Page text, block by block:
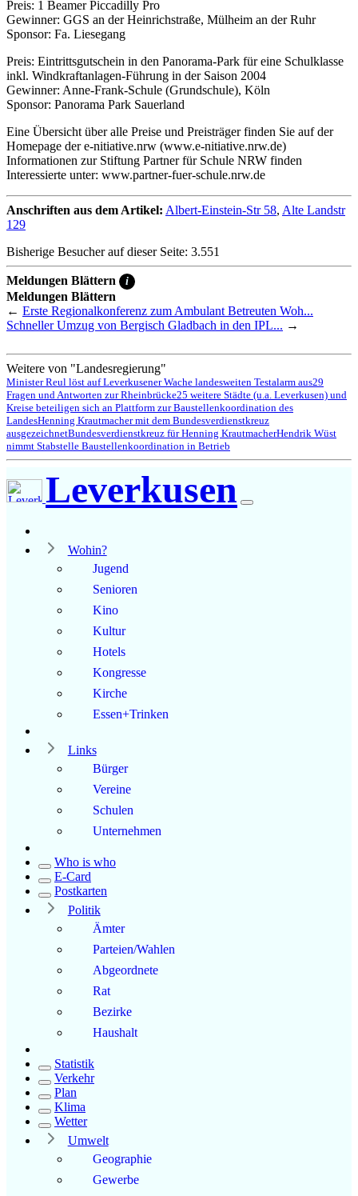
Preis: 1 Beamer Piccadilly Pro
Gewinner: GGS an der Heinrichstraße, Mülheim an der Ruhr
Sponsor: Fa. Liesegang
Preis: Eintrittsgutschein in den Panorama-Park für eine Schulklasse
inkl. Windkraftanlagen-Führung in der Saison 2004
Gewinner: Anne-Frank-Schule (Grundschule), Köln
Sponsor: Panorama Park Sauerland
Eine Übersicht über alle Preise und Preisträger finden Sie auf der
Homepage der e-nitiative.nrw (www.e-nitiative.nrw.de)
Informationen zur Stiftung Partner für Schule NRW finden
Interessierte unter: www.partner-fuer-schule.nrw.de
Anschriften aus dem Artikel: Albert-Einstein-Str 58, Alte Landstr
129
Bisherige Besucher auf dieser Seite: 3.551
Meldungen Blättern i
Meldungen Blättern
← Erste Regionalkonferenz zum Ambulant Betreuten Woh...
Schneller Umzug von Bergisch Gladbach in den IPL... →
Weitere von "Landesregierung"
Minister Reul löst auf Leverkusener Wache landesweiten Testalarm aus29
Fragen und Antworten zur Rheinbrücke25 weitere Städte (u.a. Leverkusen) und
Kreise beteiligen sich an Plattform zur Baustellenkoordination des
LandesHenning Krautmacher mit dem Bundesverdienstkreuz
ausgezeichnetBundesverdienstkreuz für Henning KrautmacherHendrik Wüst
nimmt Stabstelle Baustellenkoordination in Betrieb
Leverkusen
Wohin?
Jugend
Senioren
Kino
Kultur
Hotels
Kongresse
Kirche
Essen+Trinken
Links
Bürger
Vereine
Schulen
Unternehmen
Who is who
E-Card
Postkarten
Politik
Ämter
Parteien/Wahlen
Abgeordnete
Rat
Bezirke
Haushalt
Statistik
Verkehr
Plan
Klima
Wetter
Umwelt
Geographie
Gewerbe